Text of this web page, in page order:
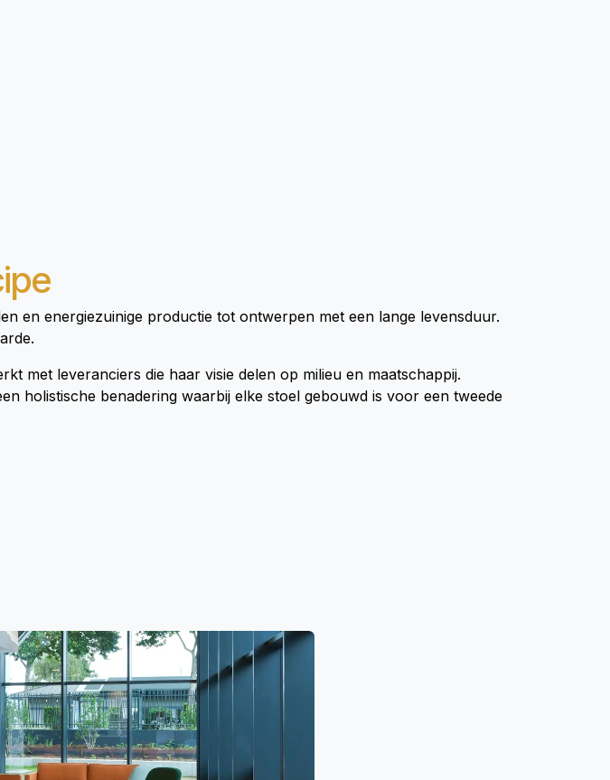
en energiezuinige productie tot ontwerpen met een lange levensduur.
met leveranciers die haar visie delen op milieu en maatschappij.
holistische benadering waarbij elke stoel gebouwd is voor een tweede